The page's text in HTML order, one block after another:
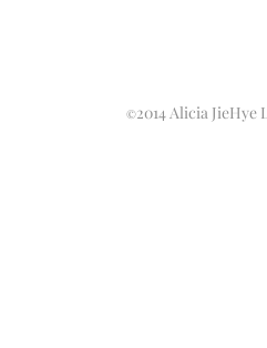
©2014 Alicia JieHye